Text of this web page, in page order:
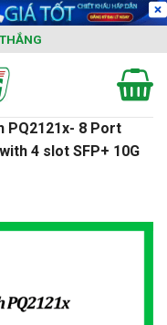
PQ2121x- 8 Port
4 slot SFP+ 10G